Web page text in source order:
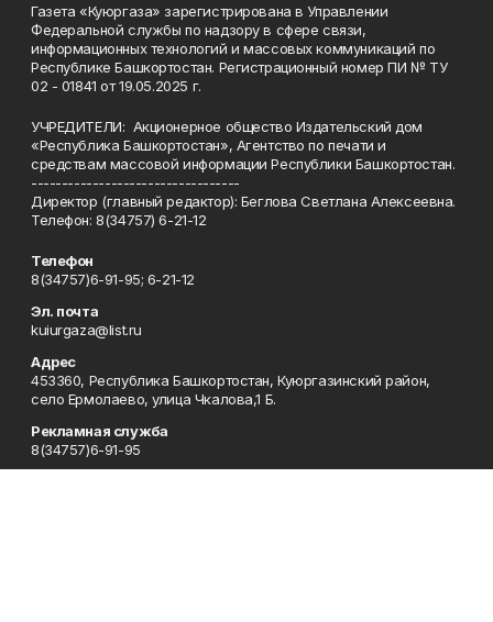
Газета «Куюргаза» зарегистрирована в Управлении
Федеральной службы по надзору в сфере связи,
информационных технологий и массовых коммуникаций по
Республике Башкортостан. Регистрационный номер ПИ № ТУ
02 - 01841 от 19.05.2025 г.
УЧРЕДИТЕЛИ: Акционерное общество Издательский дом
«Республика Башкортостан», Агентство по печати и
средствам массовой информации Республики Башкортостан.
----------------------------------
Директор (главный редактор): Беглова Светлана Алексеевна.
Телефон: 8(34757) 6-21-12
Телефон
8(34757)6-91-95; 6-21-12
Эл. почта
kuiurgaza@list.ru
Адрес
453360, Республика Башкортостан, Куюргазинский район,
село Ермолаево, улица Чкалова,1 Б.
Рекламная служба
8(34757)6-91-95